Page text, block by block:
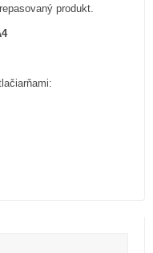
produkt.